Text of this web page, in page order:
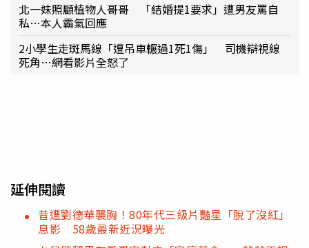
北一妹照顧植物人哥哥 「結婚提1要求」遭男友罵自
私…本人霸氣回應
2小學生走斑馬線「遭吊車輾過1死1傷」 司機辯視線
死角…網看影片全怒了
延伸閱讀
昔遭劉德華襲胸！80年代三級片豔星「脫了沒紅」
息影 58歲最新近況曝光